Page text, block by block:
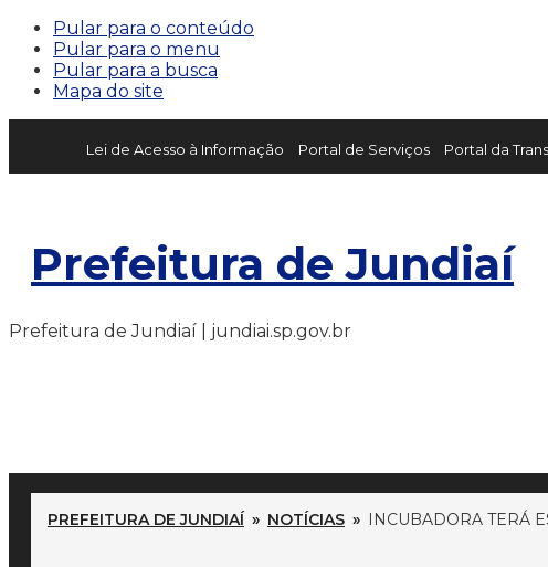
Pular para o conteúdo
Pular para o menu
Pular para a busca
Mapa do site
Lei de Acesso à Informação Portal de Serviços Portal da
Prefeitura de Jundiaí
Prefeitura de Jundiaí | jundiai.sp.gov.br
PREFEITURA DE JUNDIAÍ » NOTÍCIAS » INCUBADORA TERÁ